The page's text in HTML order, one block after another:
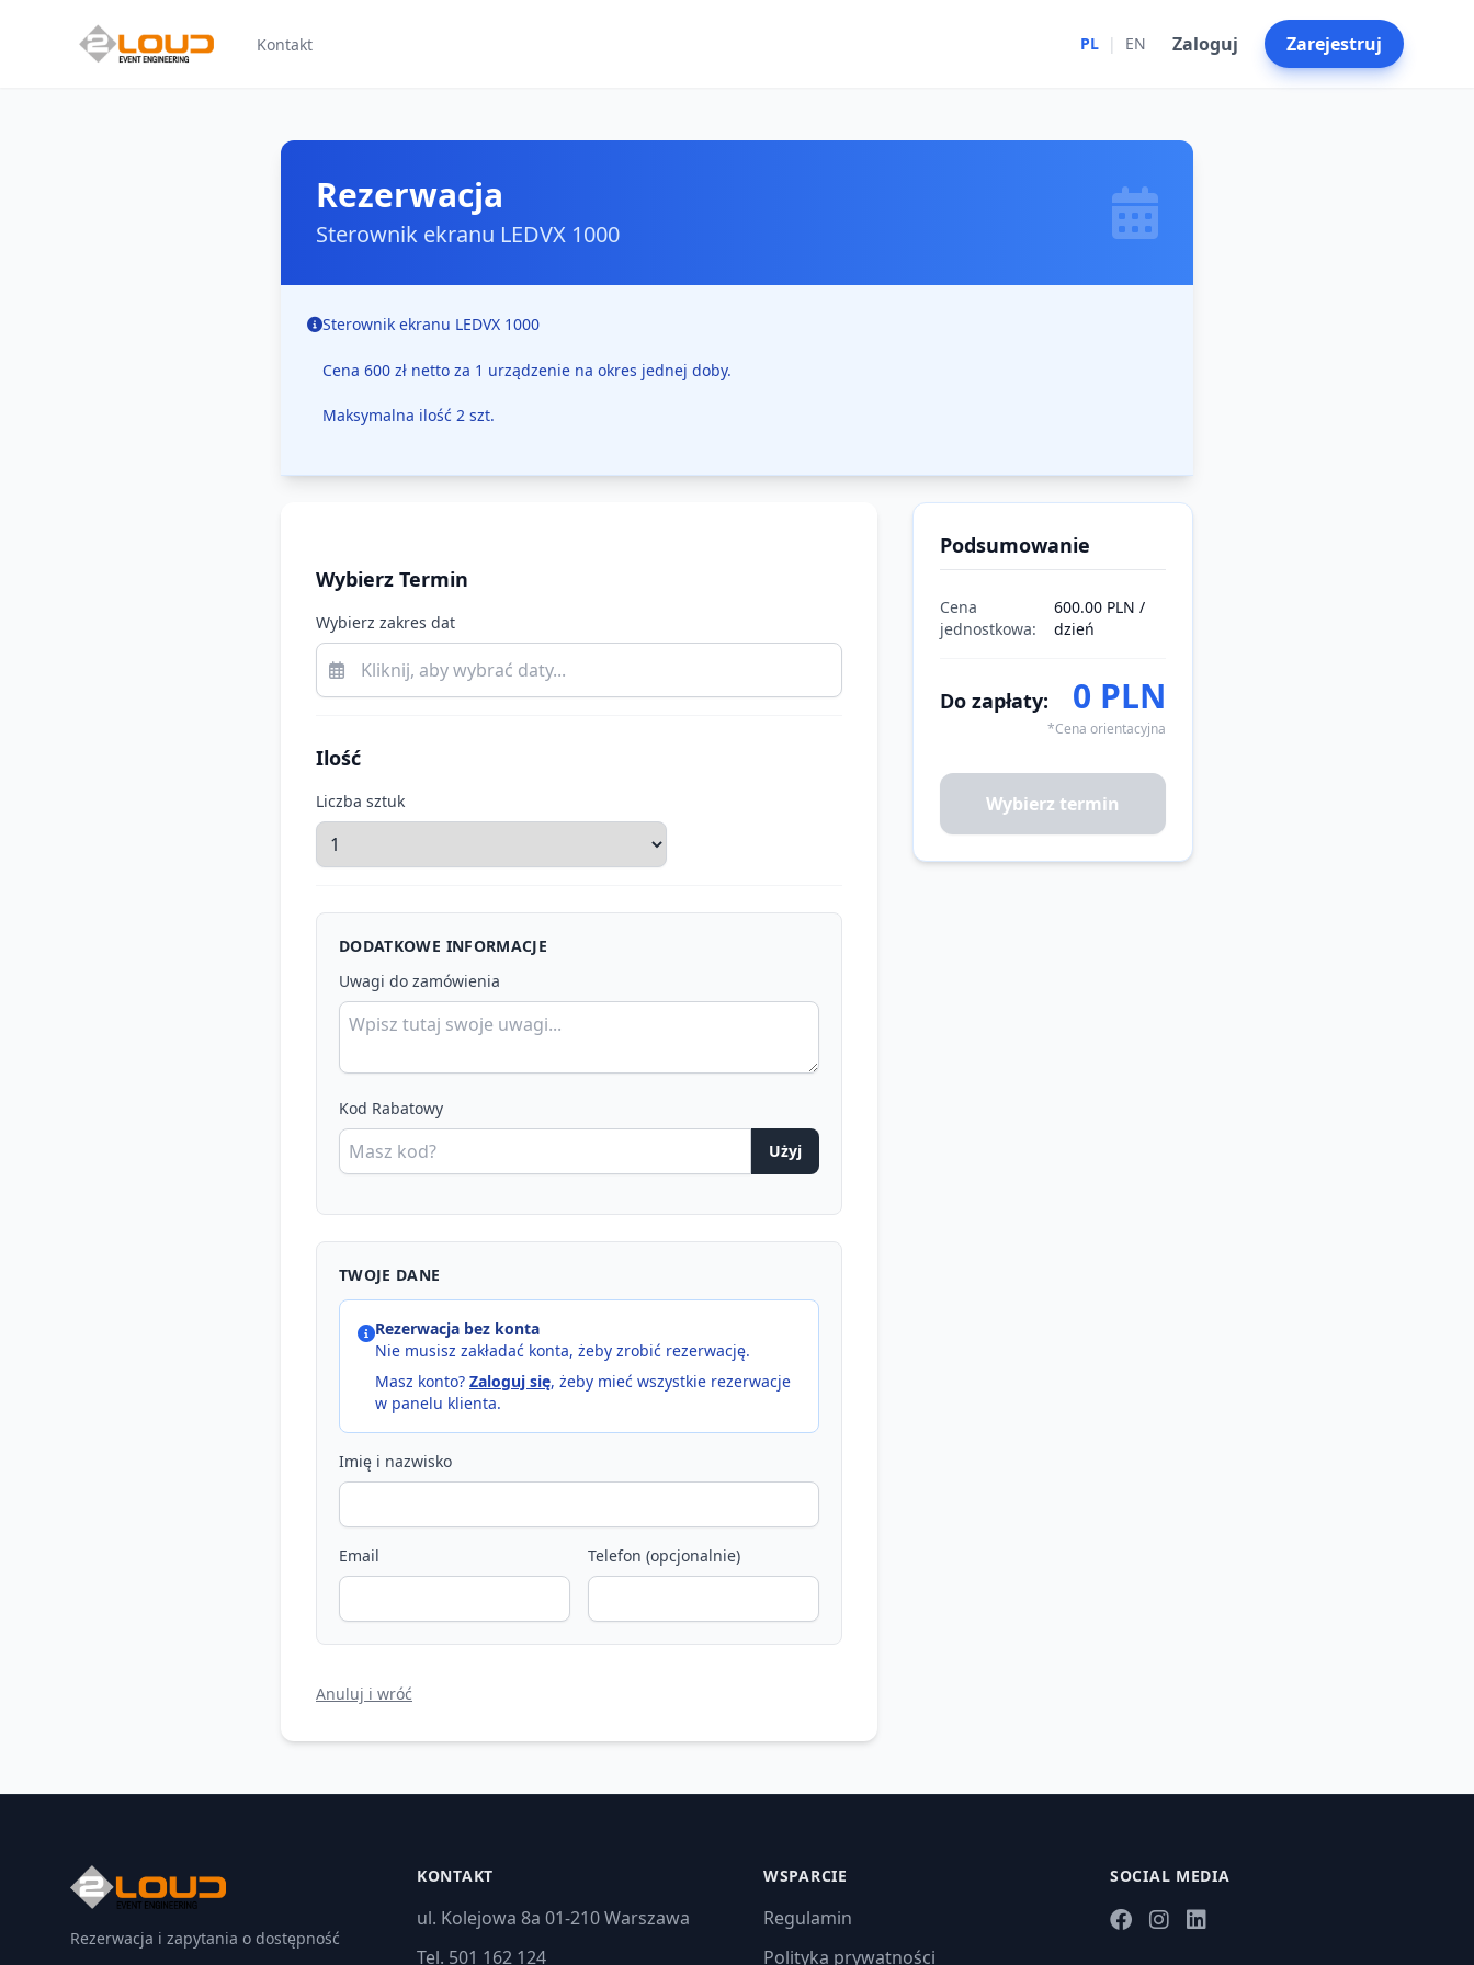
Kontakt PL | EN Zaloguj Zarejestruj
Rezerwacja
Sterownik ekranu LEDVX 1000
Sterownik ekranu LEDVX 1000
Cena 600 zł netto za 1 urządzenie na okres jednej doby.
Maksymalna ilość 2 szt.
Wybierz Termin
Wybierz zakres dat
Ilość
Liczba sztuk
DODATKOWE INFORMACJE
Uwagi do zamówienia
Kod Rabatowy
Użyj
TWOJE DANE
Rezerwacja bez konta
Nie musisz zakładać konta, żeby zrobić rezerwację.
Masz konto? Zaloguj się, żeby mieć wszystkie rezerwacje
w panelu klienta.
Imię i nazwisko
Email Telefon (opcjonalnie)
Anuluj i wróć
Podsumowanie
Cena
jednostkowa:
600.00 PLN /
dzień
Do zapłaty: 0 PLN
*Cena orientacyjna
Wybierz termin
Rezerwacja i zapytania o dostępność
KONTAKT
ul. Kolejowa 8a 01-210 Warszawa
Tel. 501 162 124
WSPARCIE
Regulamin
Polityka prywatności
SOCIAL MEDIA